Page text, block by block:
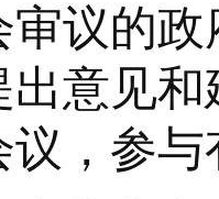
审议的
出意见
议，参